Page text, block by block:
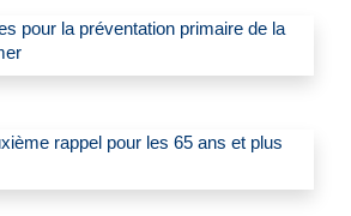
pour la préventation primaire de la
rappel pour les 65 ans et plus